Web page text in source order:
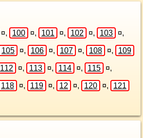
¤, 100 ¤, 101 ¤, 102 ¤, 103 ¤,
105 ¤, 106 ¤, 107 ¤, 108 ¤, 109
112 ¤, 113 ¤, 114 ¤, 115 ¤,
118 ¤, 119 ¤, 12 ¤, 120 ¤, 121